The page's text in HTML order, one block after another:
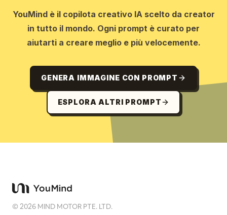
YouMind è il copilota creativo IA scelto da creator
in tutto il mondo. Ogni prompt è curato per
aiutarti a creare meglio e più velocemente.
GENERA IMMAGINE CON PROMPT
ESPLORA ALTRI PROMPT
©2026 MIND MOTOR PTE. LTD.